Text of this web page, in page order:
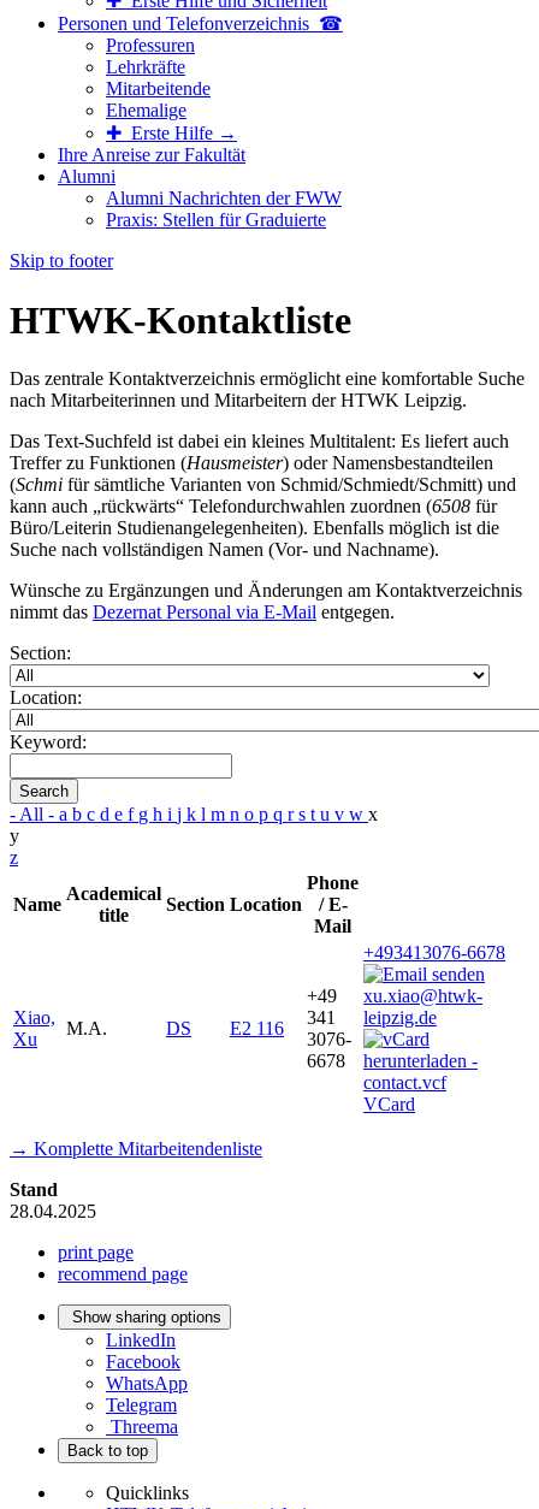
Personen und Telefon­verzeichnis ☎
Professuren
Lehrkräfte
Mitarbeitende
Ehemalige
✚ Erste Hilfe →
Ihre Anreise zur Fakultät
Alumni
Alumni Nachrichten der FWW
Praxis: Stellen für Graduierte
Skip to footer
HTWK-Kontaktliste
Das zentrale Kontaktverzeichnis ermöglicht eine komfortable Suche
nach Mitarbeiterinnen und Mitarbeitern der HTWK Leipzig.
Das Text-Suchfeld ist dabei ein kleines Multitalent: Es liefert auch
Treffer zu Funktionen (Hausmeister) oder Namensbestandteilen
(Schmi für sämtliche Varianten von Schmid/Schmiedt/Schmitt) und
kann auch „rückwärts“ Telefondurchwahlen zuordnen (6508 für
Büro/Leiterin Studienangelegenheiten). Ebenfalls möglich ist die
Suche nach vollständigen Namen (Vor- und Nachname).
Wünsche zu Ergänzungen und Änderungen am Kontaktverzeichnis
nimmt das Dezernat Personal via E-Mail entgegen.
Section:
Location:
Keyword:
Search
- All - a b c d e f g h i j k l m n o p q rs t u v w x
y
z
Name
Academical
title
Section Location
Phone
/ E-
Mail
Xiao,
Xu
M.A. DS E2 116
+49
341
3076-
6678
+493413076-6678
xu.xiao@htwk-
leipzig.de
VCard
→ Komplette Mitarbeitendenliste
Stand
28.04.2025
print page
recommend page
Show sharing options
LinkedIn
Facebook
WhatsApp
Telegram
Threema
Back to top
Quicklinks